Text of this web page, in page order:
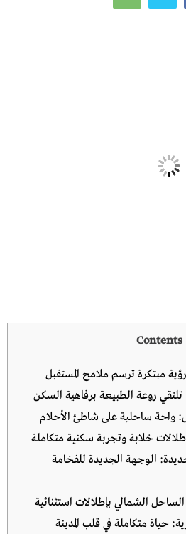
Contents
مبتكرة ترسم ملامح المستقبل
تلتقي روعة الطبيعة برفاهية السكن
واحة ساحلية على شاطئ الأحلام
خلابة وتجربة سكنية متكاملة
الوجهة الجديدة للفخامة
الشمالي بإطلالات استثنائية
حياة متكاملة في قلب المدينة